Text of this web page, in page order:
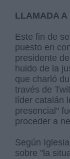
LLAMADA A
Este fin de
puesto en
presidente
huido de la
que charló
través de
líder catalán
presencial"
proceder a
Según
sobre "la